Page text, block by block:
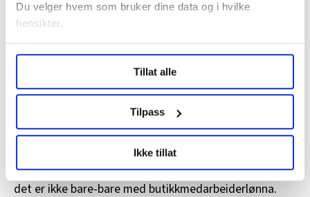
Du velger hvem som bruker dine data og i hvilke
hensikter.
Undermer infokan du lese om hvordan dine personlige
data behandles og hvordan du kan velge hvordan de skal
brukes. Du kan hele tiden endre eller trekke tilbake ditt
samtykke fra erklæringen om informasjonskapsler.
LO Medias publikasjoner frifagbevegelse.no, hk-nytt.no
og fontene.no bruker informasjonskapsler (cookies) for å
lære hvordan våre nettsider blir brukt slik at vi tilby
relevant innhold, tilpassede annonser og utarbeide
Tillat alle
Tilpass
Ikke tillat
Kan spare mer
Odland er også tillitsvalgt i butikken. Han forteller at
kollegaene også er godt fornøyd med at arbeidsgiver
skal spare mer i pensjon.
– Det er godt å vite at man får mer å leve av når man
går av med pensjon, sier han.
Odland håper på å kunne kjøpe seg en egen bolig. Men
det er ikke bare-bare med butikkmedarbeiderlønna.